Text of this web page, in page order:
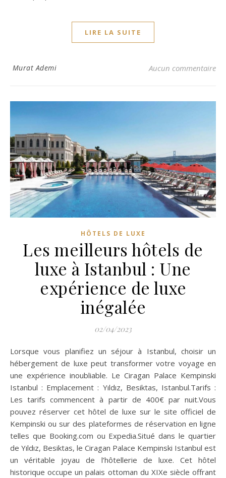
LIRE LA SUITE
Murat Ademi Aucun commentaire
HÔTELS DE LUXE
Les meilleurs hôtels de
luxe à Istanbul : Une
expérience de luxe
inégalée
02/04/2023
Lorsque vous planifiez un séjour à Istanbul, choisir un
hébergement de luxe peut transformer votre voyage en
une expérience inoubliable. Le Ciragan Palace Kempinski
Istanbul : Emplacement : Yıldız, Besiktas, Istanbul.Tarifs :
Les tarifs commencent à partir de 400€ par nuit.Vous
pouvez réserver cet hôtel de luxe sur le site officiel de
Kempinski ou sur des plateformes de réservation en ligne
telles que Booking.com ou Expedia.Situé dans le quartier
de Yıldız, Besiktas, le Ciragan Palace Kempinski Istanbul est
un véritable joyau de l’hôtellerie de luxe. Cet hôtel
historique occupe un palais ottoman du XIXe siècle offrant